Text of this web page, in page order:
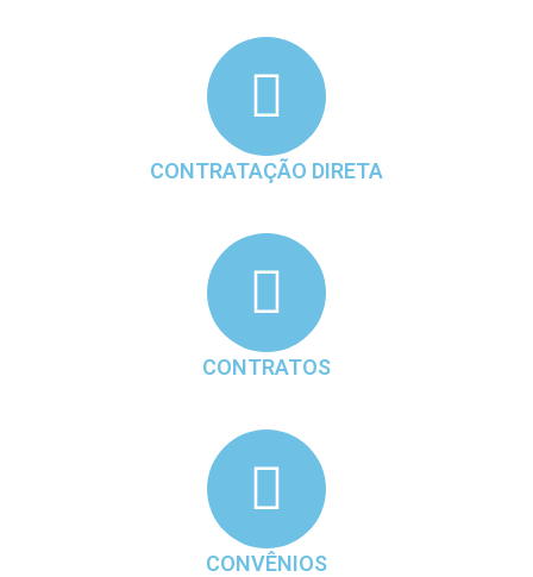
CONTRATAÇÃO DIRETA
CONTRATOS
CONVÊNIOS